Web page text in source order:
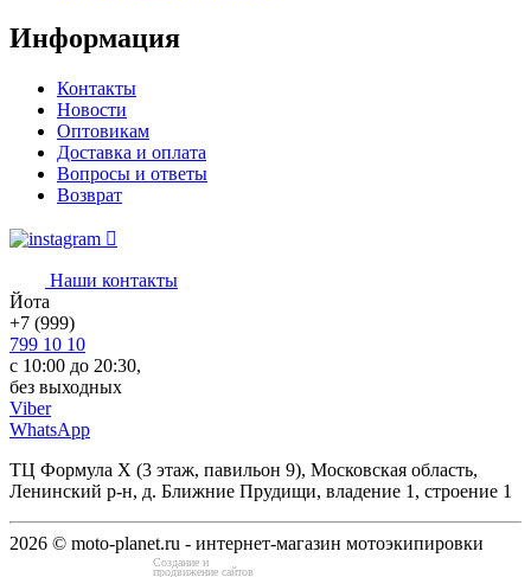
Информация
Контакты
Новости
Оптовикам
Доставка и оплата
Вопросы и ответы
Возврат
Наши контакты
Йота
+7 (999)
799 10 10
с 10:00 до 20:30,
без выходных
Viber
WhatsApp
ТЦ Формула Х (3 этаж, павильон 9), Московская область,
Ленинский р-н, д. Ближние Прудищи, владение 1, строение 1
2026 © moto-planet.ru - интернет-магазин мотоэкипировки
Создание и
продвижение сайтов